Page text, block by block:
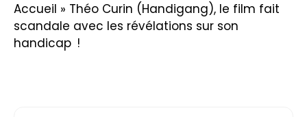
Accueil » Théo Curin (Handigang), le film fait
scandale avec les révélations sur son
handicap !